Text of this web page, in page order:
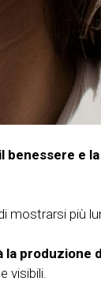
benessere e
mostrarsi più
la produzione
visibili.